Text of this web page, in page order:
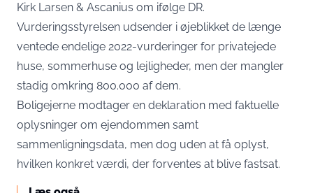
Kirk Larsen & Ascanius om ifølge DR.
Vurderingsstyrelsen udsender i øjeblikket de længe
ventede endelige 2022-vurderinger for privatejede
huse, sommerhuse og lejligheder, men der mangler
stadig omkring 800.000 af dem.
Boligejerne modtager en deklaration med faktuelle
oplysninger om ejendommen samt
sammenligningsdata, men dog uden at få oplyst,
hvilken konkret værdi, der forventes at blive fastsat.